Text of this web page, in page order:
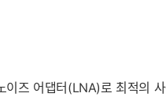
즈 어댑터(LNA)로 최적의